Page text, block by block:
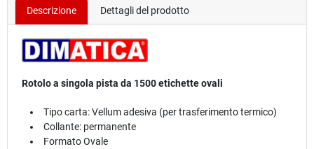
Descrizione Dettagli del prodotto
Rotolo a singola pista da 1500 etichette ovali
Tipo carta: Vellum adesiva (per trasferimento termico)
Collante: permanente
Formato Ovale